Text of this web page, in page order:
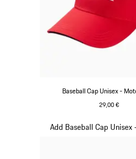
Baseball Cap Unisex -
29,00 €
Add Baseball Cap
Slide 3 von 20